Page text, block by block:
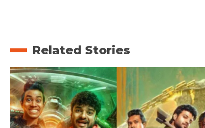
Related Stories